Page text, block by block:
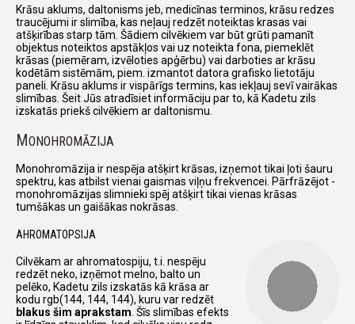
Krāsu aklums, daltonisms jeb, medicīnas terminos, krāsu redzes
traucējumi ir slimība, kas neļauj redzēt noteiktas krasas vai
atšķirības starp tām. Šādiem cilvēkiem var būt grūti pamanīt
objektus noteiktos apstākļos vai uz noteikta fona, piemeklēt
krāsas (piemēram, izvēloties apģērbu) vai darboties ar krāsu
kodētām sistēmām, piem. izmantot datora grafisko lietotāju
paneli. Krāsu aklums ir vispārīgs termins, kas iekļauj sevī vairākas
slimības. Šeit Jūs atradīsiet informāciju par to, kā Kadetu zils
izskatās priekš cilvēkiem ar daltonismu.
MONOHROMĀZIJA
Monohromāzija ir nespēja atšķirt krāsas, izņemot tikai ļoti šauru
spektru, kas atbilst vienai gaismas viļņu frekvencei. Pārfrāzējot -
monohromāzijas slimnieki spēj atšķirt tikai vienas krāsas
tumšākas un gaišākas nokrāsas.
AHROMATOPSIJA
Cilvēkam ar ahromatospiju, t.i. nespēju
redzēt neko, izņēmot melno, balto un
pelēko, Kadetu zils izskatās kā krāsa ar
kodu rgb(144, 144, 144), kuru var redzēt
blakus šim aprakstam. Šīs slimības efekts